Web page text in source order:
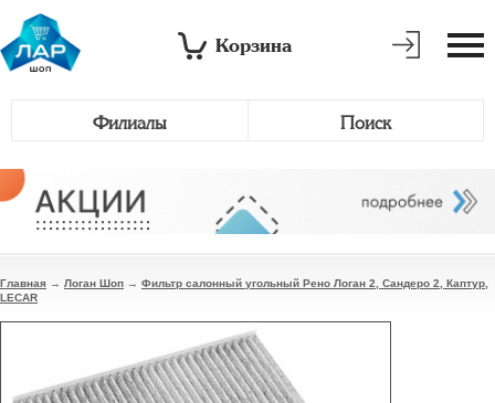
Корзина
Филиалы Поиск
Главная → Логан Шоп → Фильтр салонный угольный Рено Логан 2, Сандеро 2, Каптур,
LECAR